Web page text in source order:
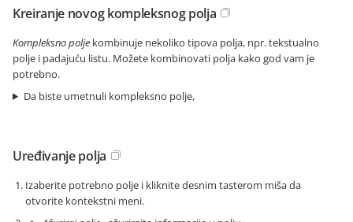
Kreiranje novog kompleksnog polja
Kompleksno polje kombinuje nekoliko tipova polja, npr. tekstualno
polje i padajuću listu. Možete kombinovati polja kako god vam je
potrebno.
Da biste umetnuli kompleksno polje,
Uređivanje polja
Izaberite potrebno polje i kliknite desnim tasterom miša da
otvorite kontekstni meni.